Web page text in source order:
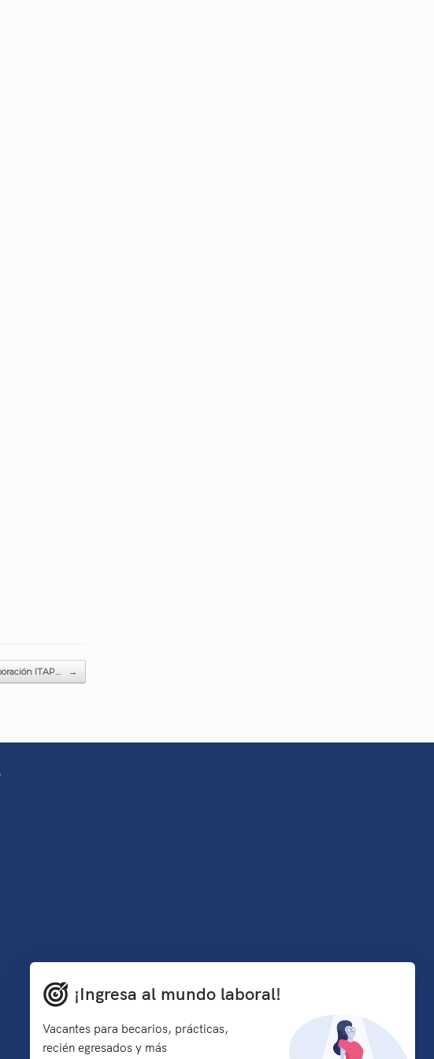
ITAP… →
¡Ingresa al mundo laboral!
Vacantes para becarios, prácticas,
recién egresados y más